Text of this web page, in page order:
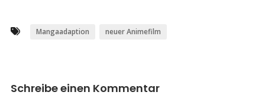
Mangaadaption neuer Animefilm
Schreibe einen Kommentar